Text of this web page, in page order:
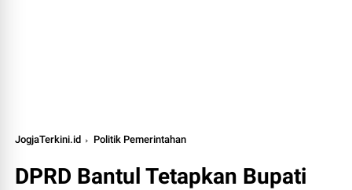
JogjaTerkini.id Politik Pemerintahan
DPRD Bantul Tetapkan Bupati